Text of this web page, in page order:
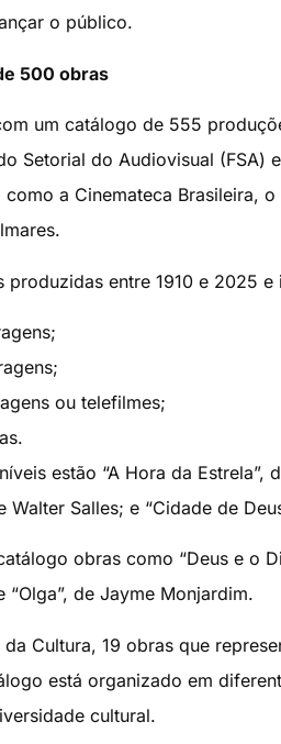
o público.
500 obras
um catálogo de 555
Setorial do Audiovisual (FSA)
a Cinemateca Brasileira,
produzidas entre 1910 e 2025 e
ou telefilmes;
estão “A Hora da Estrela”,
Walter Salles; e “Cidade de
obras como “Deus e o
de Jayme Monjardim.
Cultura, 19 obras que
está organizado em
cultural.